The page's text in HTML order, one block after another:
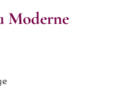
Moderne